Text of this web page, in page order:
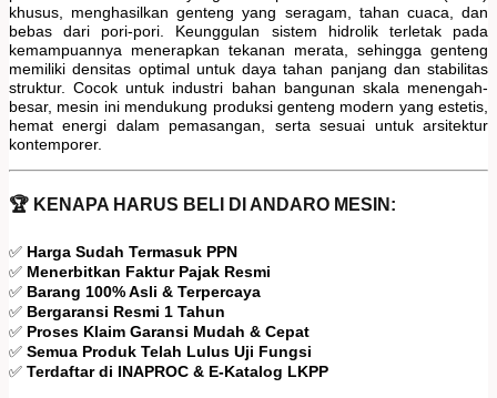
khusus, menghasilkan genteng yang seragam, tahan cuaca, dan
bebas dari pori-pori. Keunggulan sistem hidrolik terletak pada
kemampuannya menerapkan tekanan merata, sehingga genteng
memiliki densitas optimal untuk daya tahan panjang dan stabilitas
struktur. Cocok untuk industri bahan bangunan skala menengah-
besar, mesin ini mendukung produksi genteng modern yang estetis,
hemat energi dalam pemasangan, serta sesuai untuk arsitektur
kontemporer.
🏆 KENAPA HARUS BELI DI ANDARO MESIN:
✅ Harga Sudah Termasuk PPN
✅ Menerbitkan Faktur Pajak Resmi
✅ Barang 100% Asli & Terpercaya
✅ Bergaransi Resmi 1 Tahun
✅ Proses Klaim Garansi Mudah & Cepat
✅ Semua Produk Telah Lulus Uji Fungsi
✅ Terdaftar di INAPROC & E-Katalog LKPP